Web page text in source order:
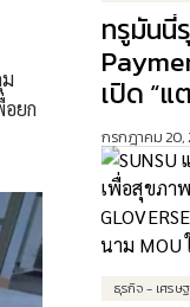
ยก
ทรูมันนี่
เปิด “แ
ต้องผูก
เครดิต
ขับเคลื่อ
ดิจิทัล
กรกฎาคม 20,
ธุรกิจ - เศรษ